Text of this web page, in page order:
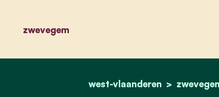
zwevegem
west-vlaanderen